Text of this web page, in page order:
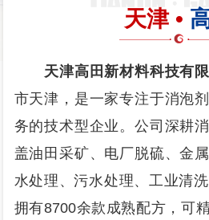
天津 •
天津高田新材料科技有
市天津，是一家专注于消泡
务的技术型企业。公司深耕
盖油田采矿、电厂脱硫、金
水处理、污水处理、工业清
拥有8700余款成熟配方，可